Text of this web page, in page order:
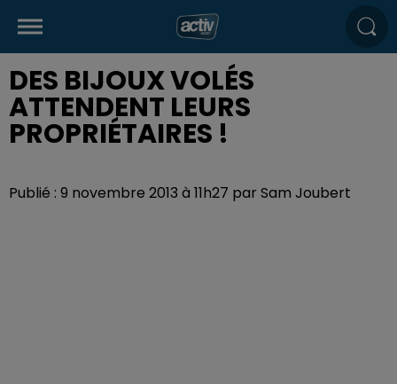
DES BIJOUX VOLÉS
ATTENDENT LEURS
PROPRIÉTAIRES !
Publié : 9 novembre 2013 à 11h27 par Sam Joubert